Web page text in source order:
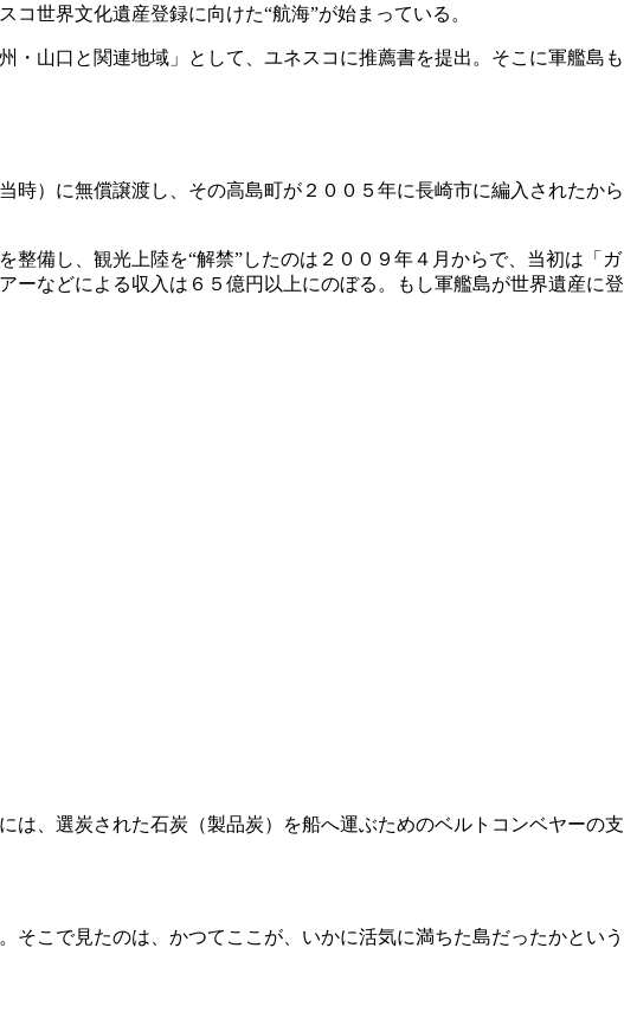
世界文化遺産登録に向けた“航海”が始まっている。
山口と関連地域」として、ユネスコに推薦書を提出。そこに軍艦島も
）に無償譲渡し、その高島町が２００５年に長崎市に編入されたから
備し、観光上陸を“解禁”したのは２００９年４月からで、当初は「ガ
などによる収入は６５億円以上にのぼる。もし軍艦島が世界遺産に登
は、選炭された石炭（製品炭）を船へ運ぶためのベルトコンベヤーの支
こで見たのは、かつてここが、いかに活気に満ちた島だったかという